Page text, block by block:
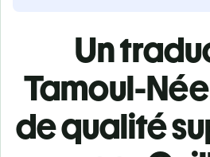
Un
Tamoul-
de qualité